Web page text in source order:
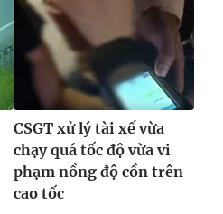
CSGT xử lý tài xế vừa
chạy quá tốc độ vừa vi
phạm nồng độ cồn trên
cao tốc